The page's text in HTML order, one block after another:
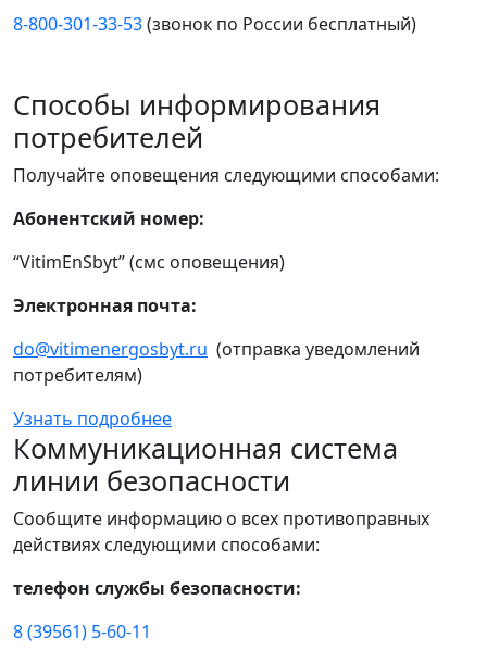
8-800-301-33-53(звонок по России бесплатный)
Способы информирования
потребителей
Получайте оповещения следующими способами:
Абонентский номер:
“VitimEnSbyt” (смс оповещения)
Электронная почта:
do@vitimenergosbyt.ru (отправка уведомлений
потребителям)
Узнать подробнее
Коммуникационная система
линии безопасности
Сообщите информацию о всех противоправных
действиях следующими способами:
телефон службы безопасности:
8 (39561) 5-60-11